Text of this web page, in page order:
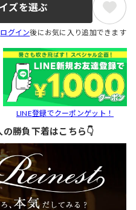
ズを選ぶ
ログイン後にお気に入り追加できます
LINE登録でクーポンゲット！
勝負下着はこちら👇